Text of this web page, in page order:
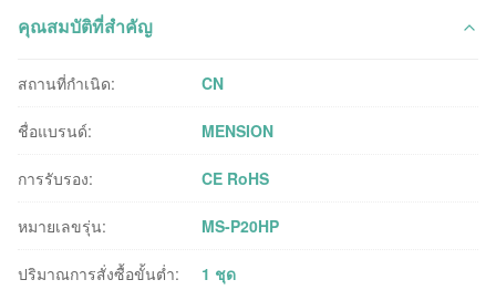
คุณสมบัติที่สำคัญ
สถานที่กำเนิด: CN
ชื่อแบรนด์: MENSION
การรับรอง: CE RoHS
หมายเลขรุ่น: MS-P20HP
ปริมาณการสั่งซื้อขั้นต่ำ: 1 ชุด